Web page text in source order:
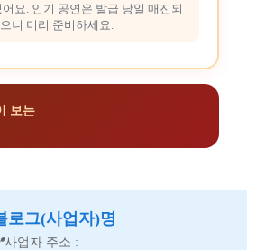
요. 인기 공연은 발급 당일 매진되
니 미리 준비하세요.
보는
로그(사업자)명
사업자 주소 :